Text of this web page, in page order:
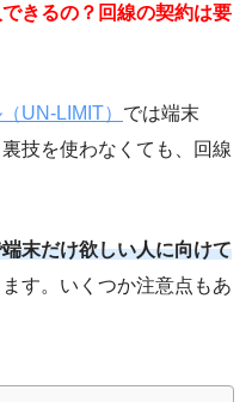
きるの？回線の契約は要
UN-LIMIT） では端末
技を使わなくても、回線
末だけ欲しい人に向けて
す。いくつか注意点もあ